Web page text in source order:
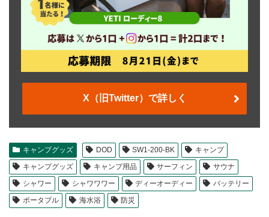
X（旧Twitter）で詳しく
キャンプグッズ DOD SW1-200-BK
キャンプ
キャンプグッズ
キャンプ用品 サーフィン
サウナ
シャワー
シャワワワー ディーオーディー
バッテリー
ポータブル
海水浴 防災